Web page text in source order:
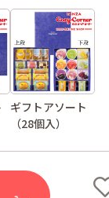
ギフトアソート
（28個入）